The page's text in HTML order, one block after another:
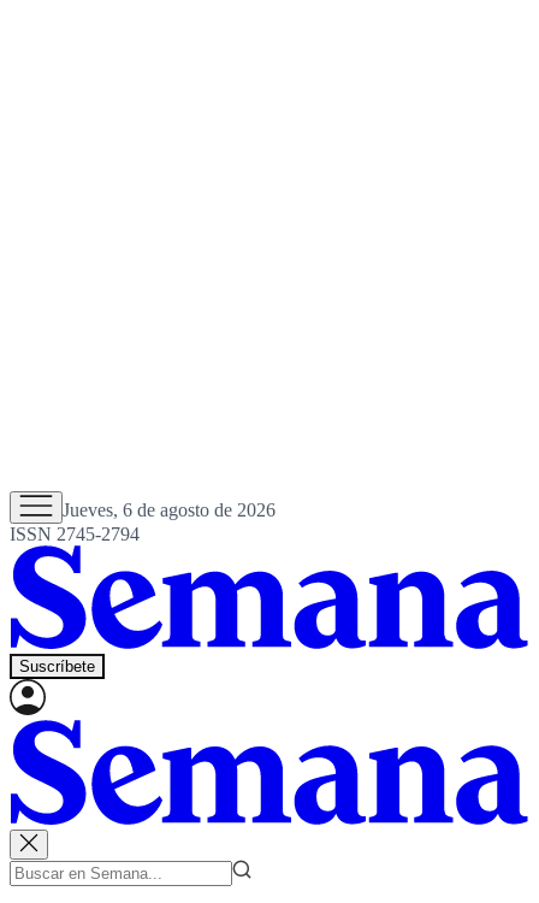
Jueves, 6 de agosto de 2026
ISSN 2745-2794
Suscríbete